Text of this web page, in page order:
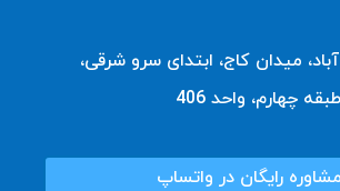
میدان کاج، ابتدای سرو شرقی،
چهارم، واحد 406
مشاوره رایگان در واتساپ